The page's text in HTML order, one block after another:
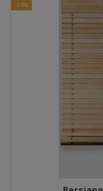
-25%